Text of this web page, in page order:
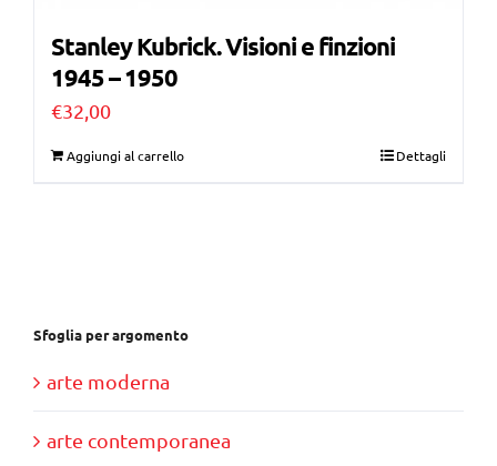
Stanley Kubrick. Visioni e finzioni
1945 – 1950
€32,00
Aggiungi al carrello Dettagli
Sfoglia per argomento
arte moderna
arte contemporanea